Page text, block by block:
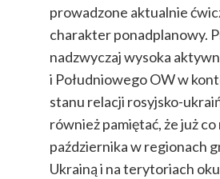
prowadzone aktualnie
charakter ponadplanowy.
nadzwyczaj wysoka
i Południowego OW w
stanu relacji rosyjsko-
również pamiętać, że już
października w regionach
Ukrainą i na terytoriach